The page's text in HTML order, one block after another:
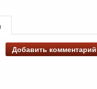
Добавить комментарий